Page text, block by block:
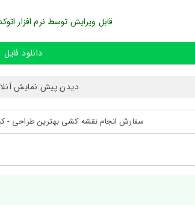
قابل ویرایش توسط نرم افزار
دانلود فایل
دیدن پیش نمایش
سفارش انجام نقشه کشی بهترین طراحی - کم ترین